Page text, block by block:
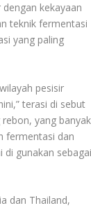
kekayaan
teknik fermentasi
yang paling
pesisir
terasi di sebut
yang banyak
fermentasi dan
di gunakan
dan Thailand,